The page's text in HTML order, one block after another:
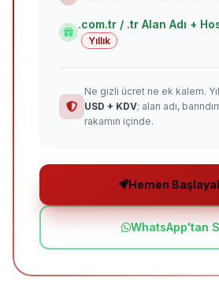
.com.tr / .tr Alan Adı +
Yıllık
Ne gizli ücret ne ek kalem.
USD + KDV; alan adı,
rakamın içinde.
Hemen
WhatsApp'tan